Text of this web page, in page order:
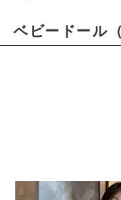
ベビードール